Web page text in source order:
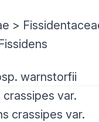
>
warnstorfii
var.
crassipes var.